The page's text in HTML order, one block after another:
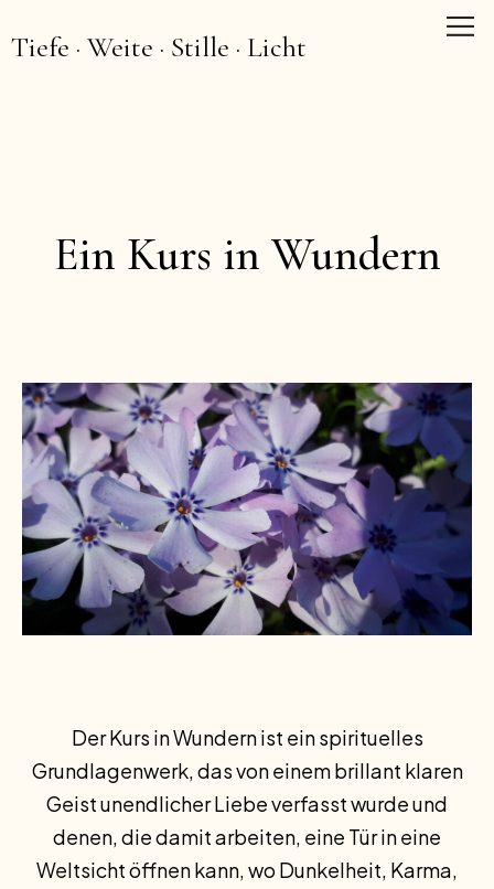
Tiefe · Weite · Stille · Licht
Ein Kurs in Wundern
Der Kurs in Wundern ist ein spirituelles
Grundlagenwerk, das von einem brillant klaren
Geist unendlicher Liebe verfasst wurde und
denen, die damit arbeiten, eine Tür in eine
Weltsicht öffnen kann, wo Dunkelheit, Karma,